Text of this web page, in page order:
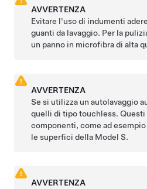
AVVERTENZA
Evitare l'uso di indumenti
guanti da lavaggio. Per la
un panno in microfibra di alta
AVVERTENZA
Se si utilizza un autolavaggio
quelli di tipo touchless. Questi
componenti, come ad
le superfici della Model S.
AVVERTENZA